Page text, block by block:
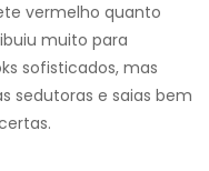
vermelho quanto
muito para
sofisticados, mas
sedutoras e saias bem